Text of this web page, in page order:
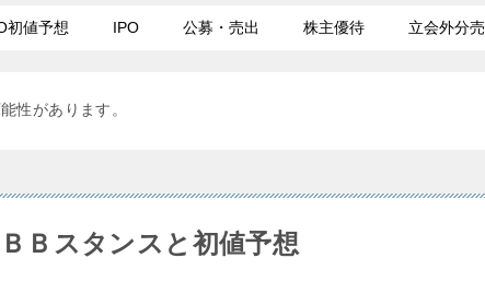
初値予想 IPO 公募・売出 株主優待 立会外分売
性があります。
Ｂスタンスと初値予想